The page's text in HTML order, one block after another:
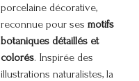
porcelaine décorative,
reconnue pour ses motifs
botaniques détaillés et
colorés. Inspirée des
illustrations naturalistes, la